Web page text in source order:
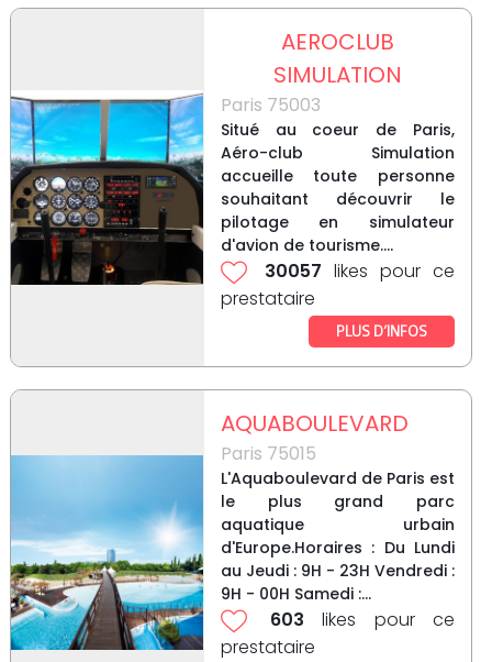
AEROCLUB
SIMULATION
Paris 75003
Situé au coeur de Paris,
Aéro-club Simulation
accueille toute personne
souhaitant découvrir le
pilotage en simulateur
d'avion de tourisme....
30057 likes pour ce
prestataire
PLUS D’INFOS
AQUABOULEVARD
Paris 75015
L'Aquaboulevard de Paris est
le plus grand parc
aquatique urbain
d'Europe.Horaires : Du Lundi
au Jeudi : 9H - 23H Vendredi :
9H - 00H Samedi :...
603 likes pour ce
prestataire